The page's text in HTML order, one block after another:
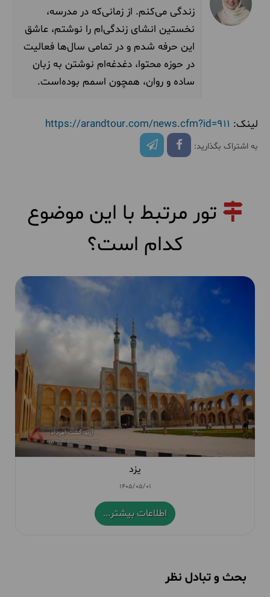
زندگی می‌کنم. از زمانی‌که در مدرسه،
نخستین انشای‌ زندگی‌ام را نوشتم، عاشق
این حرفه شدم و در تمامی سال‌ها فعالیت
در حوزه محتوا، دغدغه‌ام نوشتن به زبان
ساده و روان، همچون اسمم بوده‌است.
لینک: https://arandtour.com/news.cfm?id=911
به اشتراک بگذارید:
تور مرتبط با این موضوع
کدام است؟
یزد
1405/05/01
اطلاعات بیشتر...
بحث و تبادل نظر